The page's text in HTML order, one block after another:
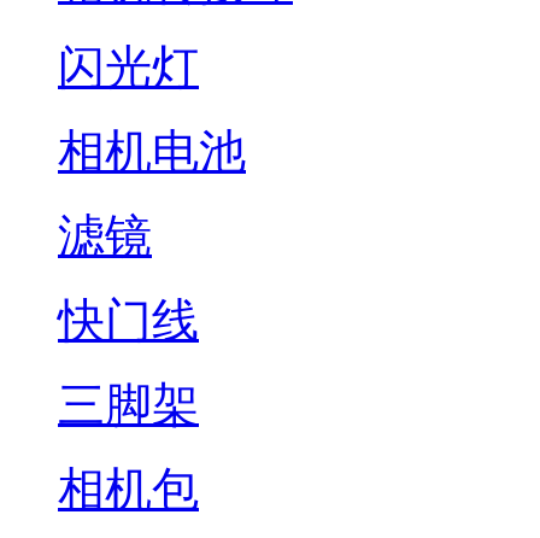
闪光灯
相机电池
滤镜
快门线
三脚架
相机包